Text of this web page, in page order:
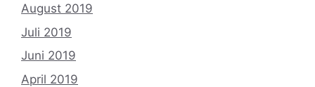
August 2019
Juli 2019
Juni 2019
April 2019